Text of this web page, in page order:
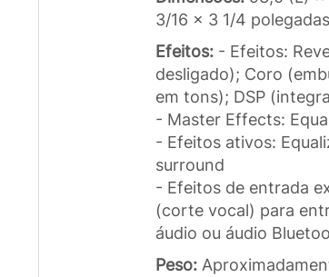
3/16 × 3 1/4
Efeitos: - Efeitos:
desligado); Coro
em tons); DSP
- Master Effects:
- Efeitos ativos:
surround
- Efeitos de entrada
(corte vocal) para
áudio ou áudio
Peso: